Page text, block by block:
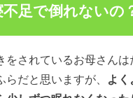
足で倒れないの
をされているお母さんは
らだと思いますが、 よく